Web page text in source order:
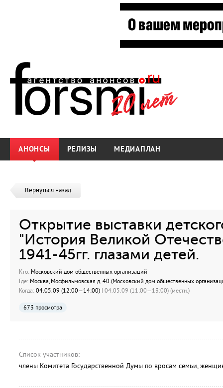
АНОНСЫ РЕЛИЗЫ МЕДИАПЛАН
Вернуться назад
Открытие выставки
"История Великой
1941-45гг. глазами детей.
Кто: Московский дом общественных организаций
Где: Москва, Мосфильмовская д. 40.(Московский дом общественных
Когда: 04.05.09 (12:00—14:00) | 04.05.09 (11:00—13:00) (местн.)
673 просмотра
Список участников:
члены Комитета Государственной Думы по вросам семьи,